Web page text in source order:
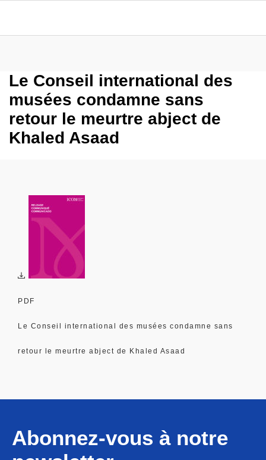
Le Conseil international des
musées condamne sans
retour le meurtre abject de
Khaled Asaad
PDF
Le Conseil international des musées condamne sans
retour le meurtre abject de Khaled Asaad
Abonnez-vous à notre